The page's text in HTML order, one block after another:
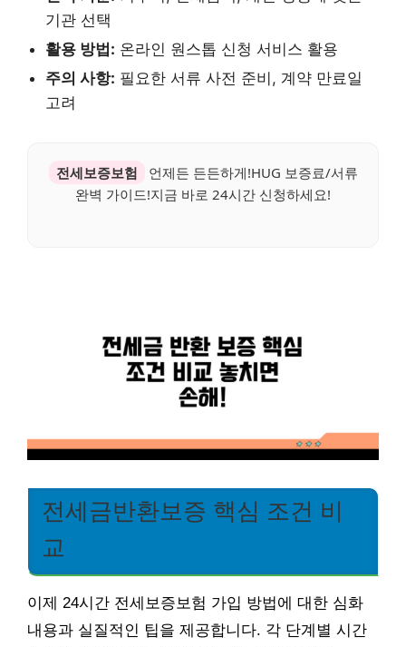
기관 선택
활용 방법: 온라인 원스톱 신청 서비스 활용
주의 사항: 필요한 서류 사전 준비, 계약 만료일
고려
전세보증보험
언제든 든든하게!HUG 보증료/서류
완벽 가이드!지금 바로 24시간 신청하세요!
전세금반환보증 핵심 조건 비
교
이제 24시간 전세보증보험 가입 방법에 대한 심화
내용과 실질적인 팁을 제공합니다. 각 단계별 시간